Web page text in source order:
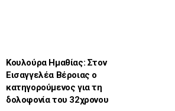
Κουλούρα Ημαθίας: Στον
Εισαγγελέα Βέροιας ο
κατηγορούμενος για τη
δολοφονία του 32χρονου